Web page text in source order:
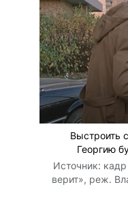
Выстроить
Георгию
Источник:
верит», реж.